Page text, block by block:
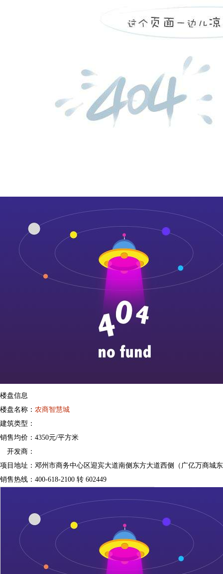
楼盘信息
楼盘名称 ： 农商智慧城
建筑类型 ：
销售均价 ：4350元/平方米
开发商 ：
项目地址 ：邓州市商务中心区迎宾大道南侧东方大道西侧（广亿万商城
销售热线 ：400-618-2100 转 602449